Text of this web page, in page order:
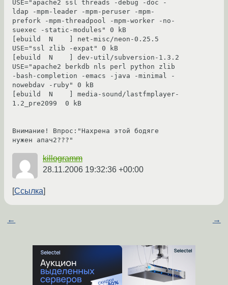
USE="apache2 ssl threads -debug -doc -
ldap -mpm-leader -mpm-peruser -mpm-
prefork -mpm-threadpool -mpm-worker -no-
suexec -static-modules" 0 kB
[ebuild  N    ] net-misc/neon-0.25.5
USE="ssl zlib -expat" 0 kB
[ebuild  N    ] dev-util/subversion-1.3.2
USE="apache2 berkdb nls perl python zlib
-bash-completion -emacs -java -minimal -
nowebdav -ruby" 0 kB
[ebuild  N    ] media-sound/lastfmplayer-
1.2_pre2099  0 kB
Внимание! Впрос:"Нахрена этой бодяге
нужен апач2???"
killogramm
28.11.2006 19:32:36 +00:00
Ссылка
← →